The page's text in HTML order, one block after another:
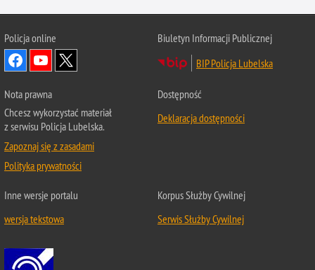
Policja online
Biuletyn Informacji Publicznej
BIP Policja Lubelska
Nota prawna
Chcesz wykorzystać materiał
z serwisu Policja Lubelska.
Zapoznaj się z zasadami
Polityka prywatności
Dostępność
Deklaracja dostępności
Inne wersje portalu
wersja tekstowa
Korpus Służby Cywilnej
Serwis Służby Cywilnej